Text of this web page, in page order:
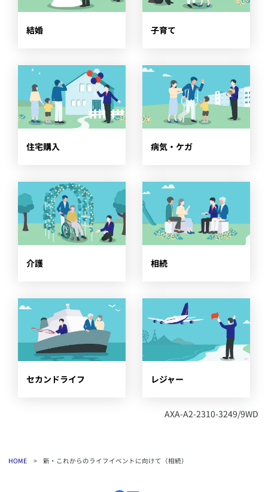
​結婚 ​子育て
​住宅購入 ​病気・ケガ
​介護 ​相続
​セカンドライフ ​レジャー
​AXA-A2-2310-3249/9WD
HOME > 新・これからのライフイベントに向けて（相続）